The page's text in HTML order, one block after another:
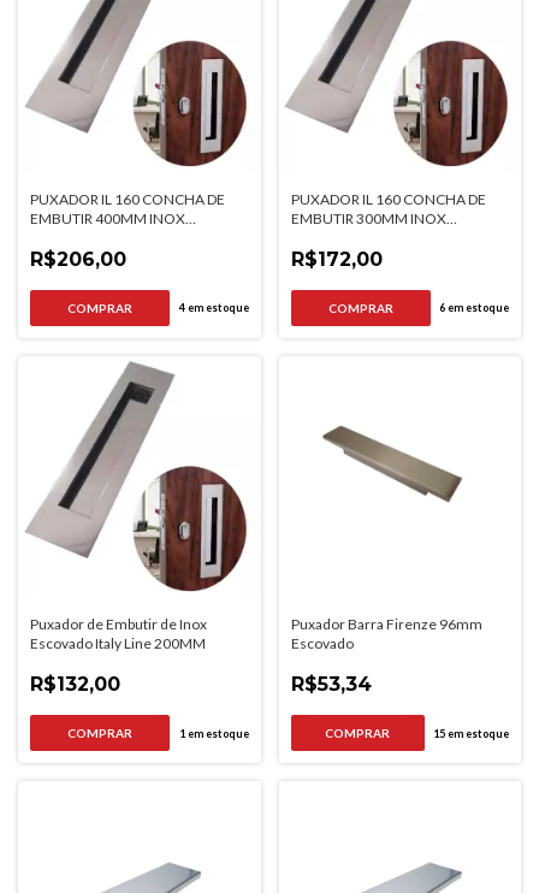
PUXADOR IL 160 CONCHA DE
EMBUTIR 400MM INOX
R$206,00
4em estoque
PUXADOR IL 160 CONCHA DE
EMBUTIR 300MM INOX
R$172,00
6em estoque
Puxador de Embutir de Inox
Escovado Italy Line 200MM
R$132,00
1 em estoque
Puxador Barra Firenze 96mm
Escovado
R$53,34
15em estoque